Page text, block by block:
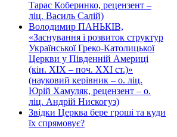
Тарас Коберинко, рецензент –
ліц. Василь Салій)
Володимир ПАНЬКІВ,
«Заснування і розвиток структур
Української Греко-Католицької
Церкви у Південній Америці
(кін. ХІХ – поч. ХХІ ст.)»
(науковий керівник – о. ліц.
Юрій Хамуляк, рецензент – о.
ліц. Андрій Нискогуз)
Звідки Церква бере гроші та куди
їх спрямовує?